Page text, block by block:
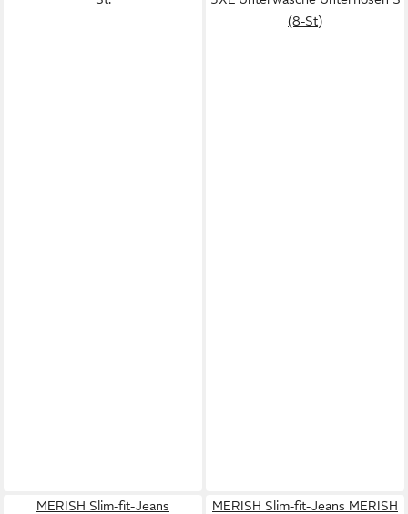
(8-St)
MERISH Slim-fit-Jeans
MERISH Slim-fit-Jeans MERISH